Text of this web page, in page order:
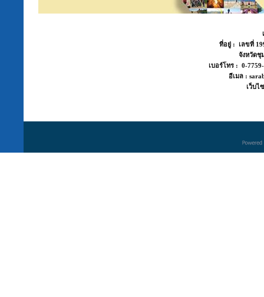
ที่อยู่ : เลขที่
จังหวัด
เบอร์โทร : 0-
อีเมล :
เว็บไ